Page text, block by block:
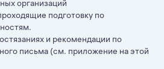
организаций
подготовку по
и рекомендации по
письма (см. приложение на этой